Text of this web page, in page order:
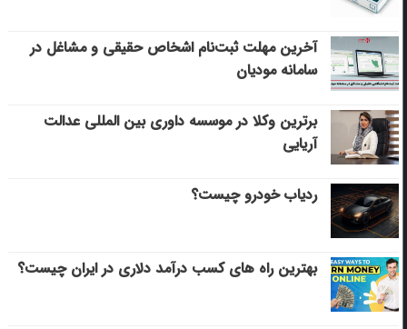
آخرین مهلت ثبت‌نام اشخاص حقیقی و مشاغل در
سامانه مودیان
برترین وکلا در موسسه داوری بین المللی عدالت
آریایی
ردیاب خودرو چیست؟
بهترین راه های کسب درآمد دلاری در ایران چیست؟